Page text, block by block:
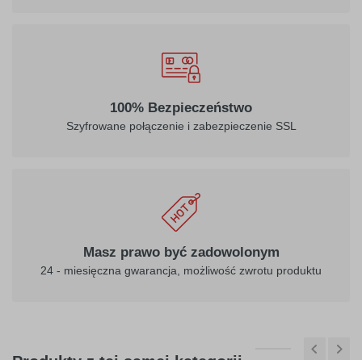
czerwony
pomarańczowy
ciemny
fioletowy
różowy
100% Bezpieczeństwo
Szyfrowane połączenie i zabezpieczenie SSL
Masz prawo być zadowolonym
24 - miesięczna gwarancja, możliwość zwrotu produktu